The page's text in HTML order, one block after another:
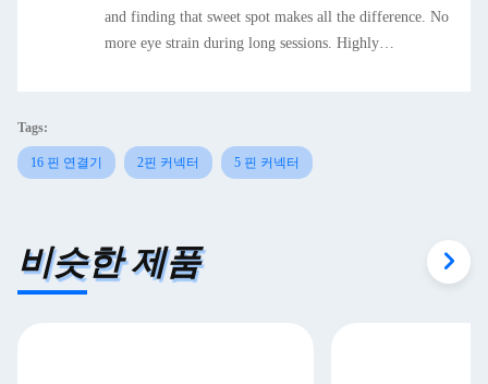
and finding that sweet spot makes all the difference. No
more eye strain during long sessions. Highly
finding that sweet spot makes all the difference. No
more eye strain during long sessions. Highly
IPD correctly. The manual adjustment is smooth, and
finding that sweet spot makes all the difference. No
Tags:
16 핀 연결기 2핀 커넥터 5 핀 커넥터
비슷한 제품